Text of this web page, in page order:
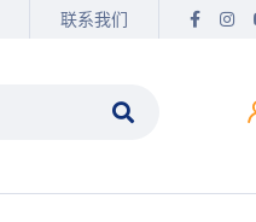
联系我们